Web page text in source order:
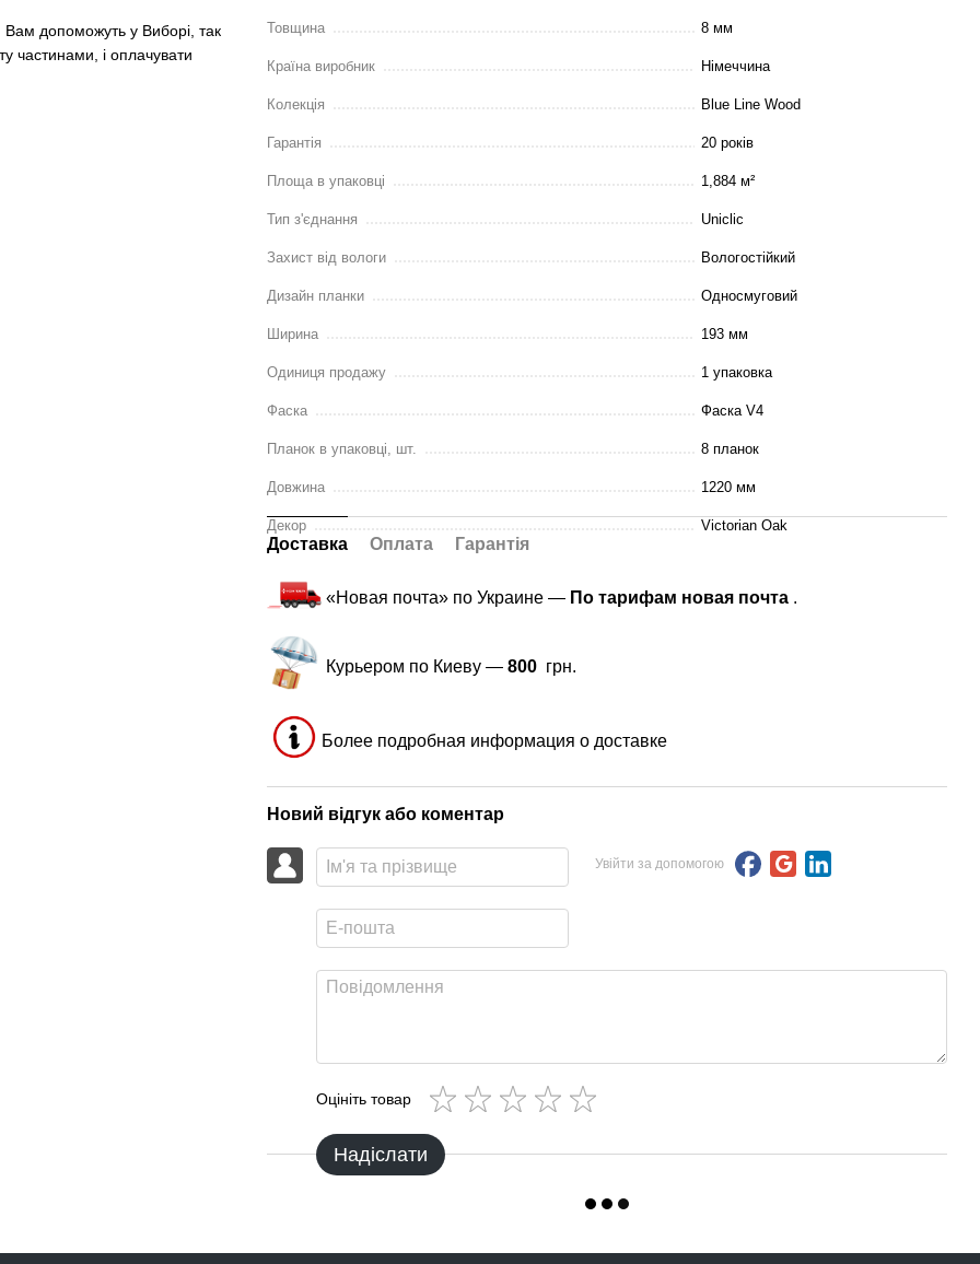
Вам допоможуть у Виборі, так
частинами, і оплачувати
Товщина 8 мм
Країна виробник Німеччина
Колекція Blue Line Wood
Гарантія 20 років
Площа в упаковці 1,884 м²
Тип з'єднання Uniclic
Захист від вологи Вологостійкий
Дизайн планки Односмуговий
Ширина 193 мм
Одиниця продажу 1 упаковка
Фаска Фаска V4
Планок в упаковці, шт. 8 планок
Довжина 1220 мм
Декор Victorian Oak
Доставка Оплата Гарантія
«Новая почта» по Украине — По тарифам новая почта .
Курьером по Киеву — 800 грн.
Более подробная информация о доставке
Новий відгук або коментар
Увійти за допомогою
Оцініть товар
Надіслати